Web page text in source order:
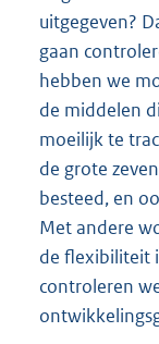
uitgegeven?
gaan
hebben we
de middelen
moeilijk te
de grote
besteed, en
Met andere
de flexibiliteit
controleren